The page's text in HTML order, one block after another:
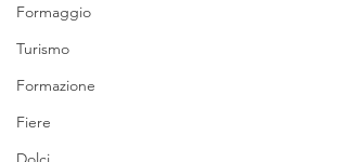
Formaggio
Turismo
Formazione
Fiere